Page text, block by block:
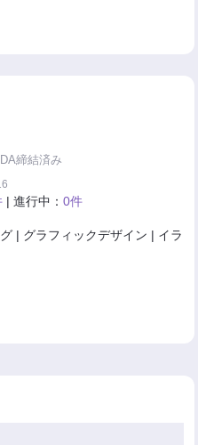
締結済み
| 進行中：0件
| グラフィックデザイン | イラ